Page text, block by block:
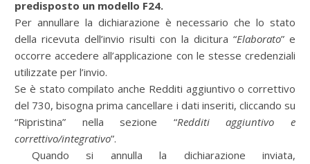
predisposto un modello F24.
Per annullare la dichiarazione è necessario che lo stato
della ricevuta dell’invio risulti con la dicitura “Elaborato” e
occorre accedere all’applicazione con le stesse credenziali
utilizzate per l’invio.
Se è stato compilato anche Redditi aggiuntivo o correttivo
del 730, bisogna prima cancellare i dati inseriti, cliccando su
“Ripristina” nella sezione “Redditi aggiuntivo e
correttivo/integrativo”.
Quando si annulla la dichiarazione inviata,